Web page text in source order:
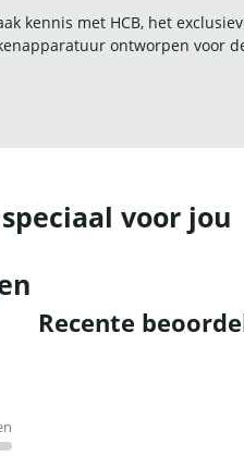
kennis met HCB, het
ontworpen voor
voor jou
Recente